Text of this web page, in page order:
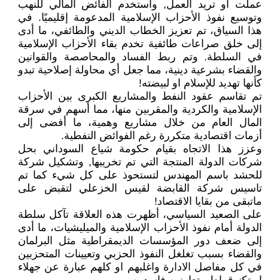
عملت او تريد العمل, واستخدم الفائض المالي للنهب
وتوسيع نفوذ الأحزاب الإسلامية المدعومة إقليميًا. في
هذا السياق، تم تعزيز الخطاب الديني والطائفي، ما أدى
إلى خلق صراعات طائفية تخدم بقاء الأحزاب الإسلامية
في السلطة. وتم ربط الفساد والمحاصصة والقوانين
والقضاء بشرعية دينية، مما جعل أي محاولة إصلاحية تبدو
كأنها تهديد للإسلام او لبيضته!
تم تقاسم عقود النفط والمشاريع الكبرى بين الأحزاب
الإسلامية والكردية والمقربين منها، مما أسهم في سرقة
المال العام من خلال مشاريع وهمية، ما أفضى إلى
أزمات اقتصادية متكررة رغم الفوائض النفطية.
وعزز هذا الاتجاه بقيام حكومة شياع السوداني بحل
شركات الدولة المنتجة التي تم تخريبها, وتشكيل شركة
للحشد باسم المهندس لتستحوذ على كل شيء كما تم
تاسيس شركة القابضة لقيس الخزعلي لتقبض على
ماتبقى من بقايا الاقتصاد!
على الصعيد السياسي، أظهرت هذه العلاقة تآكل سلطة
الدولة أمام نفوذ الأحزاب الإسلامية والميليشيات، ما أدى
إلى ضعف دور المؤسسات الديمقراطية مثل البرلمان
والقضاء بسبب تغلغل النفوذ الحزبي وتعيينات المتحزبين
في كل مفاصل الادارة واغلبهم او كلهم عبارة عن جهلاء